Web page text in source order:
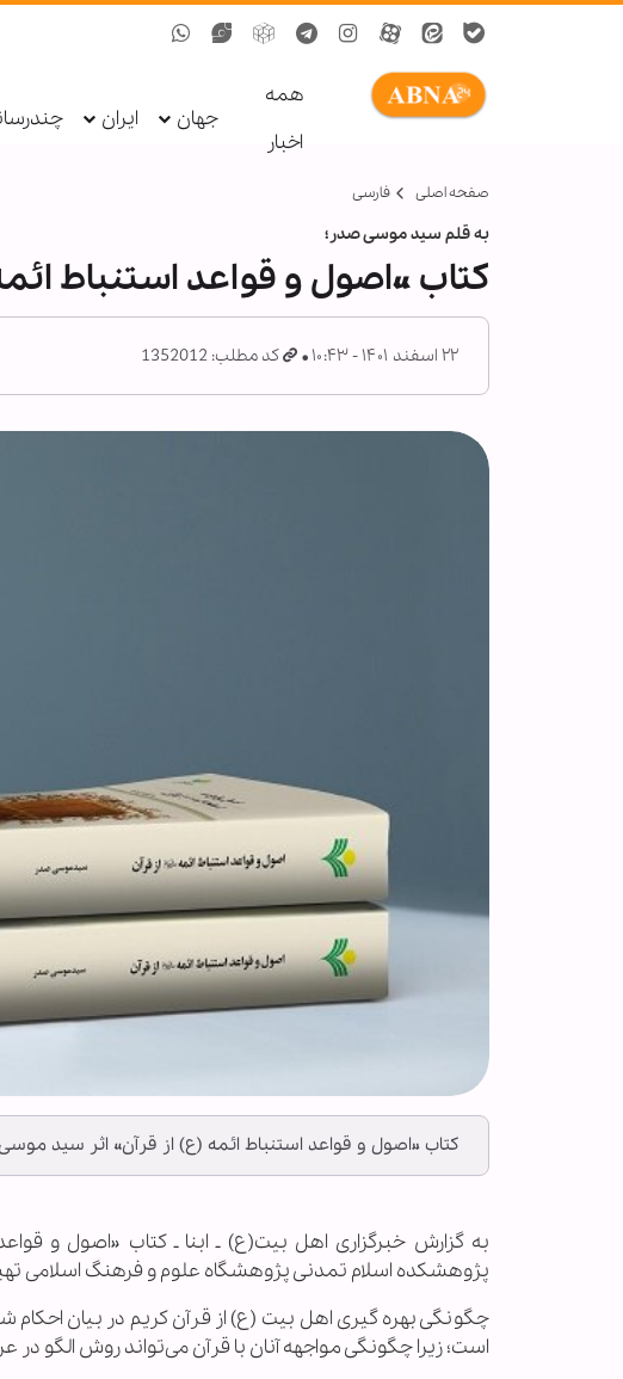
همه
اخبار
جهان ایران
صفحه اصلی فارسی
به قلم سید موسی صدر؛
کتاب «اصول و قواعد استنباط
۲۲ اسفند ۱۴۰۱ - ۱۰:۴۳ کد مطلب: 1352012
کتاب «اصول و قواعد استنباط ائمه (ع) از قرآن» اثر سید موسی صدر است که در
به گزارش خبرگزاری اهل بیت(ع) ـ ابنا ـ کتاب «اصول و
پژوهشکده اسلام تمدنی پژوهشگاه علوم و فرهنگ اسلامی تهیه و به همت
چگونگی بهره گیری اهل بیت (ع) از قرآن کریم در بیان
است؛ زیرا چگونگی مواجهه آنان با قرآن می‌تواند روش الگو در